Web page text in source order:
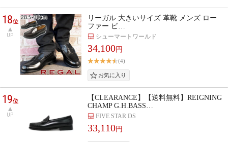
18位
UP
リーガル 大きいサイズ 革靴 メンズ ロー
ファー ビ…
シューマートワールド
34,100円
(4)
19位
UP
【CLEARANCE】【送料無料】REIGNING
CHAMP G.H.BASS…
FIVE STAR DS
33,110円